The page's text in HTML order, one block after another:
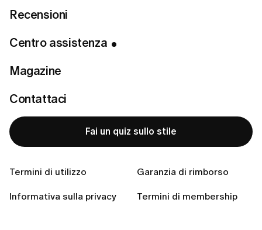
Recensioni
Centro assistenza
Magazine
Contattaci
Fai un quiz sullo stile
Termini di utilizzo Garanzia di rimborso
Informativa sulla privacy Termini di membership
Related articles
Se annullo il mio abbonamento, perdo l'accesso
immediatamente?
Come posso verificare il mio stato di membership?
Come annullare l'abbonamento a LUMI?
Come annullare l'abbonamento a LUMI?